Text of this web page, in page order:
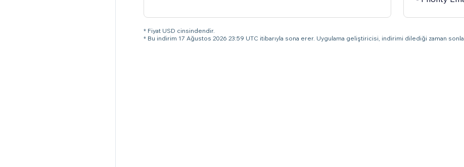
* Fiyat USD cinsindendir.
* Bu indirim 17 Ağustos 2026 23:59 UTC itibarıyla sona erer. Uygulama geliştiricisi, indirimi dilediği zaman